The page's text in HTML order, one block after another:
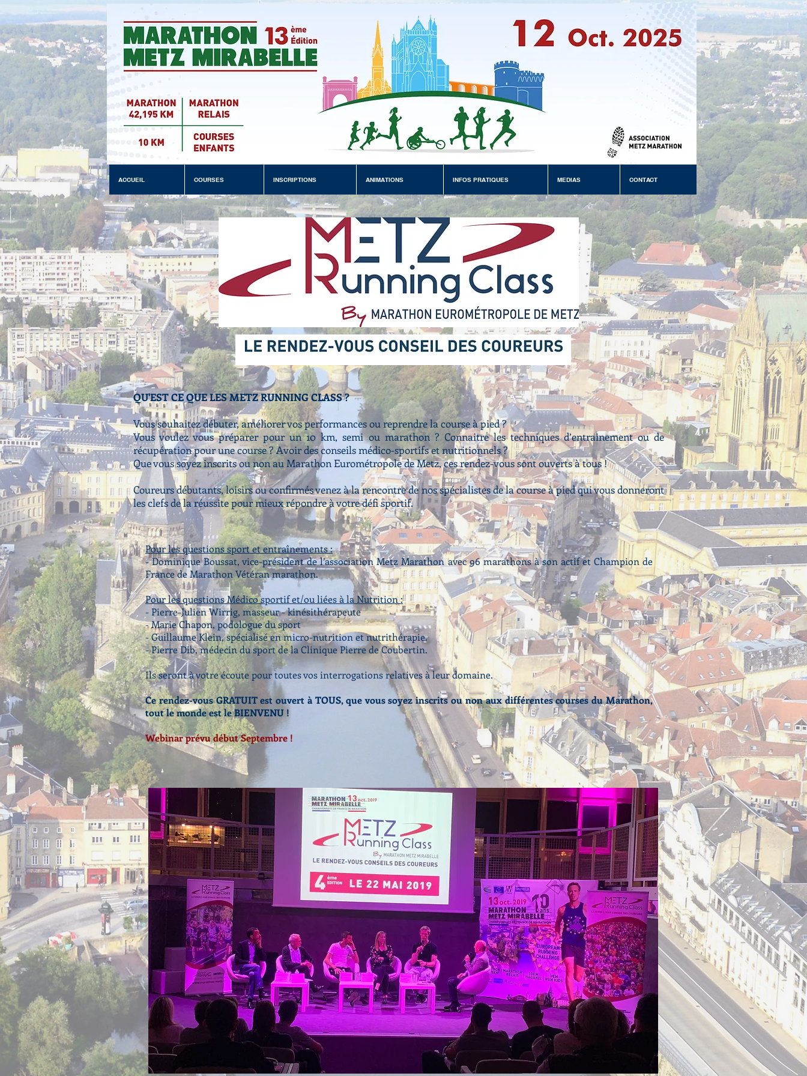
ACCUEIL COURSES INSCRIPTIONS ANIMATIONS INFOS PRATIQUES MEDIAS CONTACT
QU'EST CE QUE LES METZ RUNNING CLASS ?
Vous souhaitez débuter, améliorer vos performances ou reprendre la course à pied ?
Vous voulez vous préparer pour un 10 km, semi ou marathon ? Connaitre les techniques d’entrainement ou de
récupération pour une course ? Avoir des conseils médico-sportifs et nutritionnels ?
Que vous soyez inscrits ou non au Marathon Eurométropole de Metz, ces rendez-vous sont ouverts à tous !
Coureurs débutants, loisirs ou confirmés venez à la rencontre de nos spécialistes de la course à pied qui vous donneront
les clefs de la réussite pour mieux répondre à votre défi sportif.
Pour les questions sport et entraînements :
- Dominique Boussat, vice-président de l’association Metz Marathon avec 96 marathons à son actif et Champion de
France de Marathon Vétéran marathon.
Pour les questions Médico sportif et/ou liées à la Nutrition :
- Pierre-Julien Wirrig, masseur - kinésithérapeute
- Marie Chapon, podologue du sport
- Guillaume Klein, spécialisé en micro-nutrition et nutrithérapie.
- Pierre Dib, médecin du sport de la Clinique Pierre de Coubertin.
Ils seront à votre écoute pour toutes vos interrogations relatives à leur domaine.
Ce rendez-vous GRATUIT est ouvert à TOUS, que vous soyez inscrits ou non aux différentes courses du Marathon,
tout le monde est le BIENVENU !
Webinar prévu début Septembre !